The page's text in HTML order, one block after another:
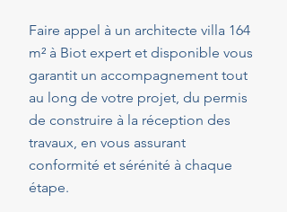
Faire appel à un architecte villa 164
m² à Biot expert et disponible vous
garantit un accompagnement tout
au long de votre projet, du permis
de construire à la réception des
travaux, en vous assurant
conformité et sérénité à chaque
étape.